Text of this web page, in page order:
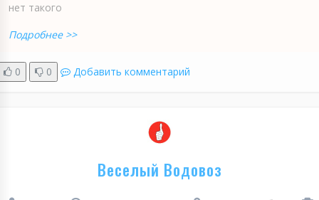
нет такого
Подробнее >>
0 0 Добавить комментарий
Веселый Водовоз